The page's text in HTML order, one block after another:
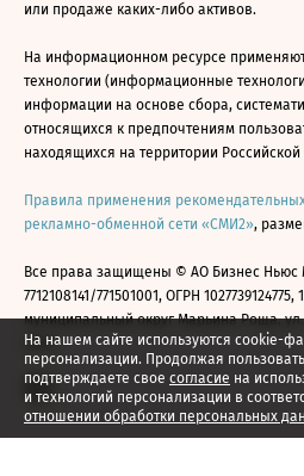
На нашем сайте используются cookie-
персонализации. Продолжая
подтверждаете свое согласие на
и технологий персонализации в
отношении обработки персональных
или продаже каких-либо активов.
На информационном ресурсе
технологии (информационные
информации на основе сбора,
относящихся к предпочтениям
находящихся на территории
Правила применения
рекламно-обменной сети «СМИ2»,
Все права защищены © АО Бизнес
7712108141/771501001, ОГРН
муниципальный округ Марьина Роща, ул.
2026